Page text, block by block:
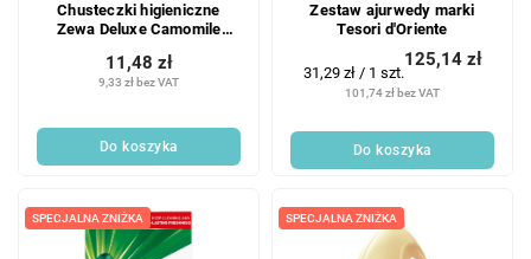
Chusteczki higieniczne
Zewa Deluxe Camomile
10×10 szt.
9,33 zł bez VAT
11,48 zł
Do koszyka
Zestaw ajurwedy marki
Tesori d'Oriente
101,74 zł bez VAT
125,14 zł
Cena
jednostkowa:
31,29 zł / 1 szt.
Do koszyka
SPECJALNA ZNIŻKA SPECJALNA ZNIŻKA